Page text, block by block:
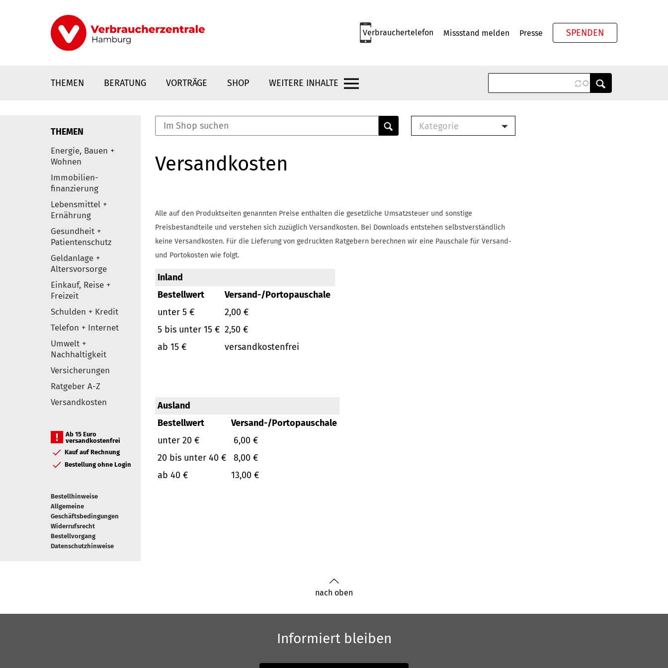
Verbrauchertelefon Missstand melden Presse SPENDEN
THEMEN BERATUNG VORTRÄGE SHOP WEITERE INHALTE
Elemente
THEMEN
Energie, Bauen +
Wohnen
Immobilien-
finanzierung
Lebensmittel +
Ernährung
Gesundheit +
Patientenschutz
Geldanlage +
Altersvorsorge
Einkauf, Reise +
Freizeit
Schulden + Kredit
Telefon + Internet
Umwelt +
Nachhaltigkeit
Versicherungen
Ratgeber A-Z
Versandkosten
Ab 15 Euro
versandkostenfrei
Kauf auf Rechnung
Bestellung ohne Login
Bestellhinweise
Allgemeine
Geschäftsbedingungen
Widerrufsrecht
Bestellvorgang
Datenschutzhinweise
Kategorie
Buch
Versandkosten
Alle auf den Produktseiten genannten Preise enthalten die gesetzliche Umsatzsteuer und sonstige
Preisbestandteile und verstehen sich zuzüglich Versandkosten. Bei Downloads entstehen selbstverständlich
keine Versandkosten. Für die Lieferung von gedruckten Ratgebern berechnen wir eine Pauschale für Versand-
und Portokosten wie folgt.
Inland
Bestellwert
Versand-/Portopauschale
unter 5 €
2,00 €
5 bis unter 15 € 2,50 €
ab 15 €
versandkostenfrei
Ausland
Bestellwert
Versand-/Portopauschale
unter 20 €
6,00 €
20 bis unter 40 €
8,00 €
ab 40 €
13,00 €
nach oben
Informiert bleiben